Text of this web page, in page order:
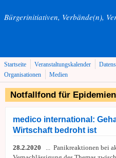
Bürgerinitiativen, Verbände(n),
Startseite Veranstaltungskalender
Organisationen Medien
Notfallfond für Epidemien
medico international:
Wirtschaft bedroht ist
28.2.2020 ... Panikreaktionen bei